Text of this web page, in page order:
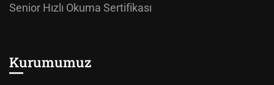
Senior Hızlı Okuma Sertifikası
Kurumumuz